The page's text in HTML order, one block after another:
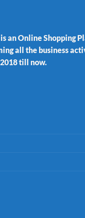
an Online Shopping
all the business
till now.